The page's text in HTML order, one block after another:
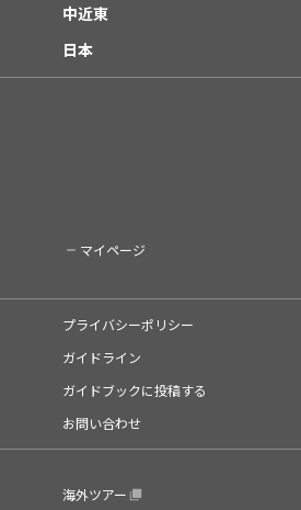
中近東
日本
マイページ
プライバシーポリシー
ガイドライン
ガイドブックに投稿する
お問い合わせ
海外ツアー